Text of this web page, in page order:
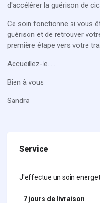
d'accélérer la guérison de
Ce soin fonctionne si vous
guérison et de retrouver
première étape vers votre
Accueillez-le.....
Bien à vous
Sandra
Service
J'effectue un soin
7 jours de livraison